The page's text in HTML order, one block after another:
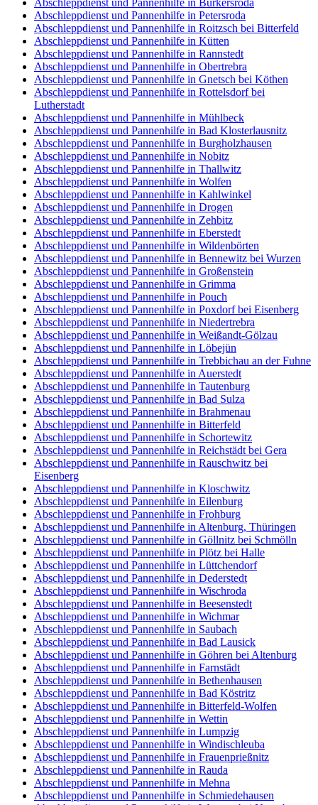
Abschleppdienst und Pannenhilfe in Burkersroda
Abschleppdienst und Pannenhilfe in Petersroda
Abschleppdienst und Pannenhilfe in Roitzsch bei Bitterfeld
Abschleppdienst und Pannenhilfe in Kütten
Abschleppdienst und Pannenhilfe in Rannstedt
Abschleppdienst und Pannenhilfe in Obertrebra
Abschleppdienst und Pannenhilfe in Gnetsch bei Köthen
Abschleppdienst und Pannenhilfe in Rottelsdorf bei
Lutherstadt
Abschleppdienst und Pannenhilfe in Mühlbeck
Abschleppdienst und Pannenhilfe in Bad Klosterlausnitz
Abschleppdienst und Pannenhilfe in Burgholzhausen
Abschleppdienst und Pannenhilfe in Nobitz
Abschleppdienst und Pannenhilfe in Thallwitz
Abschleppdienst und Pannenhilfe in Wolfen
Abschleppdienst und Pannenhilfe in Kahlwinkel
Abschleppdienst und Pannenhilfe in Drogen
Abschleppdienst und Pannenhilfe in Zehbitz
Abschleppdienst und Pannenhilfe in Eberstedt
Abschleppdienst und Pannenhilfe in Wildenbörten
Abschleppdienst und Pannenhilfe in Bennewitz bei Wurzen
Abschleppdienst und Pannenhilfe in Großenstein
Abschleppdienst und Pannenhilfe in Grimma
Abschleppdienst und Pannenhilfe in Pouch
Abschleppdienst und Pannenhilfe in Poxdorf bei Eisenberg
Abschleppdienst und Pannenhilfe in Niedertrebra
Abschleppdienst und Pannenhilfe in Weißandt-Gölzau
Abschleppdienst und Pannenhilfe in Löbejün
Abschleppdienst und Pannenhilfe in Trebbichau an der Fuhne
Abschleppdienst und Pannenhilfe in Auerstedt
Abschleppdienst und Pannenhilfe in Tautenburg
Abschleppdienst und Pannenhilfe in Bad Sulza
Abschleppdienst und Pannenhilfe in Brahmenau
Abschleppdienst und Pannenhilfe in Bitterfeld
Abschleppdienst und Pannenhilfe in Schortewitz
Abschleppdienst und Pannenhilfe in Reichstädt bei Gera
Abschleppdienst und Pannenhilfe in Rauschwitz bei
Eisenberg
Abschleppdienst und Pannenhilfe in Kloschwitz
Abschleppdienst und Pannenhilfe in Eilenburg
Abschleppdienst und Pannenhilfe in Frohburg
Abschleppdienst und Pannenhilfe in Altenburg, Thüringen
Abschleppdienst und Pannenhilfe in Göllnitz bei Schmölln
Abschleppdienst und Pannenhilfe in Plötz bei Halle
Abschleppdienst und Pannenhilfe in Lüttchendorf
Abschleppdienst und Pannenhilfe in Dederstedt
Abschleppdienst und Pannenhilfe in Wischroda
Abschleppdienst und Pannenhilfe in Beesenstedt
Abschleppdienst und Pannenhilfe in Wichmar
Abschleppdienst und Pannenhilfe in Saubach
Abschleppdienst und Pannenhilfe in Bad Lausick
Abschleppdienst und Pannenhilfe in Göhren bei Altenburg
Abschleppdienst und Pannenhilfe in Farnstädt
Abschleppdienst und Pannenhilfe in Bethenhausen
Abschleppdienst und Pannenhilfe in Bad Köstritz
Abschleppdienst und Pannenhilfe in Bitterfeld-Wolfen
Abschleppdienst und Pannenhilfe in Wettin
Abschleppdienst und Pannenhilfe in Lumpzig
Abschleppdienst und Pannenhilfe in Windischleuba
Abschleppdienst und Pannenhilfe in Frauenprießnitz
Abschleppdienst und Pannenhilfe in Rauda
Abschleppdienst und Pannenhilfe in Mehna
Abschleppdienst und Pannenhilfe in Schmiedehausen